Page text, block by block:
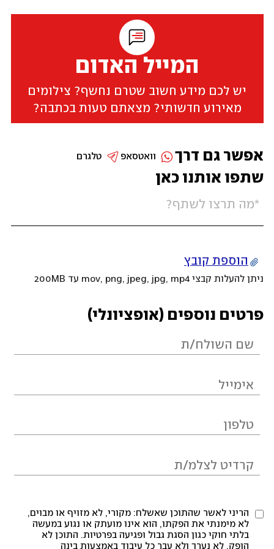
המייל האדום
יש לכם מידע חשוב שטרם נחשף? צילומים
מאירוע חדשותי? מצאתם טעות בכתבה?
שתפו אותנו כאן
הוספת קובץ
ניתן להעלות קבצי mov, png, jpeg, jpg, mp4 עד 200MB
פרטים נוספים (אופציונלי)
הריני לאשר שהתוכן שאשלח: מקורי, לא מזויף או מבוים,
לא מימנתי את הפקתו, הוא אינו מועתק או נגוע במעשה
בלתי חוקי כגון הסגת גבול ופגיעה בפרטיות. התוכן לא
הופק, לא נערך ולא עבר כל עיבוד באמצעות בינה
אפשר גם דרך טלגרם וואטסאפ